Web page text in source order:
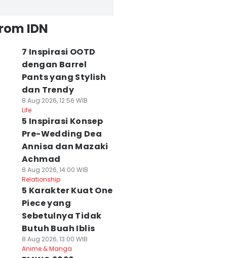
IDN
7 Inspirasi OOTD
dengan Barrel
Pants yang Stylish
dan Trendy
8 Aug 2026, 12:56 WIB
Life
5 Inspirasi Konsep
Pre-Wedding Dea
Annisa dan Mazaki
Achmad
8 Aug 2026, 14:00 WIB
Relationship
5 Karakter Kuat One
Piece yang
Sebetulnya Tidak
Butuh Buah Iblis
8 Aug 2026, 13:00 WIB
Anime & Manga